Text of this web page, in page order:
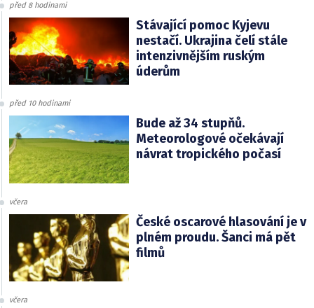
před 8 hodinami
Stávající pomoc Kyjevu
nestačí. Ukrajina čelí stále
intenzivnějším ruským
úderům
před 10 hodinami
Bude až 34 stupňů.
Meteorologové očekávají
návrat tropického počasí
včera
České oscarové hlasování je v
plném proudu. Šanci má pět
filmů
včera